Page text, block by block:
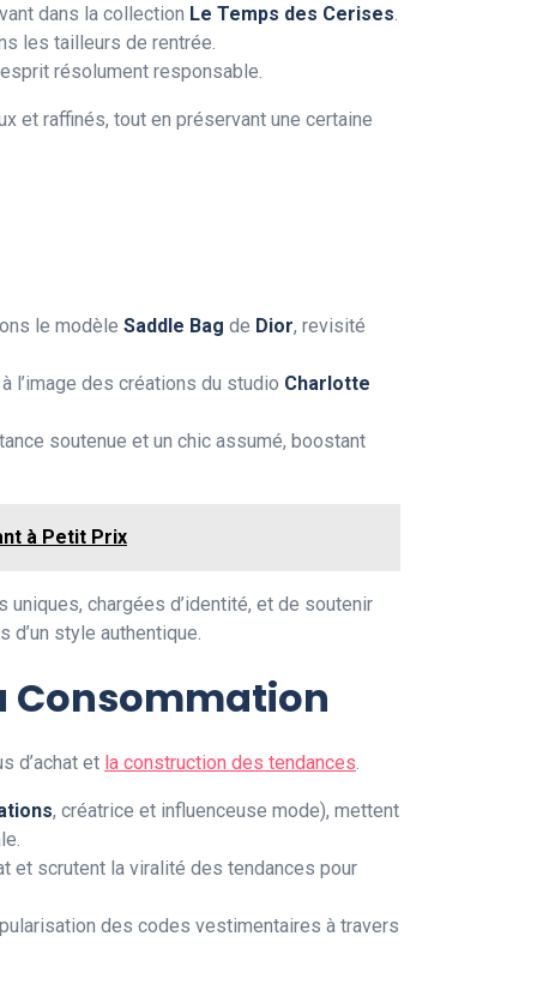
dans la collection Le Temps des Cerises.
les tailleurs de rentrée.
résolument responsable.
et raffinés, tout en préservant une certaine
le modèle Saddle Bag de Dior, revisité
l’image des créations du studio Charlotte
soutenue et un chic assumé, boostant
à Petit Prix
chargées d’identité, et de soutenir
style authentique.
Consommation
d’achat et la construction des tendances.
, créatrice et influenceuse mode), mettent
et scrutent la viralité des tendances pour
des codes vestimentaires à travers